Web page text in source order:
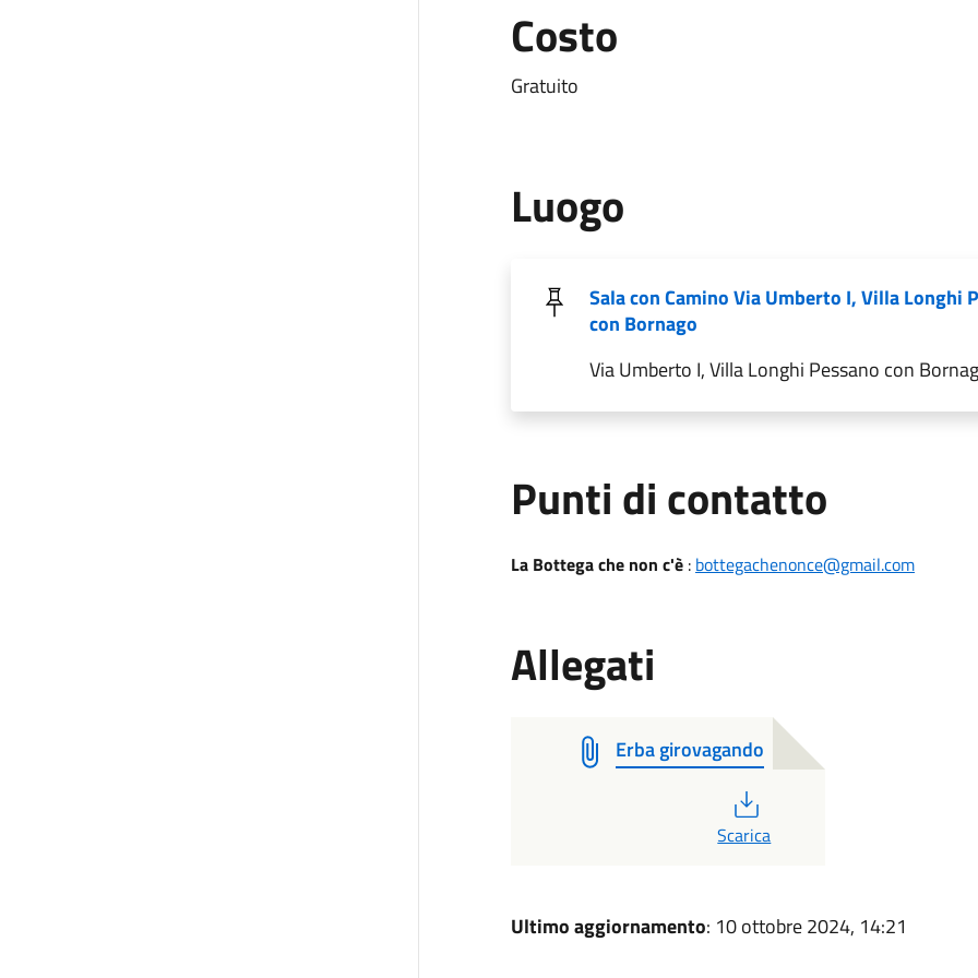
Costo
Gratuito
Luogo
Sala con Camino Via Umberto I, Villa Longhi
con Bornago
Via Umberto I, Villa Longhi Pessano con
Punti di contatto
La Bottega che non c'è: bottegachenonce@gmail.com
Allegati
Erba girovagando
Scarica
Ultimo aggiornamento: 10 ottobre 2024, 14:21